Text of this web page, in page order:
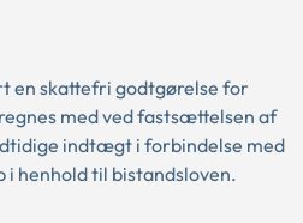
en skattefri godtgørelse for
med ved fastsættelsen af
indtægt i forbindelse med
henhold til bistandsloven.